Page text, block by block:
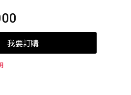
我要訂購